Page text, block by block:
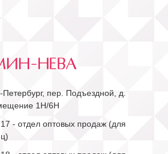
Петербург, пер. Подъездной, д.
1Н/6Н
- отдел оптовых продаж (для